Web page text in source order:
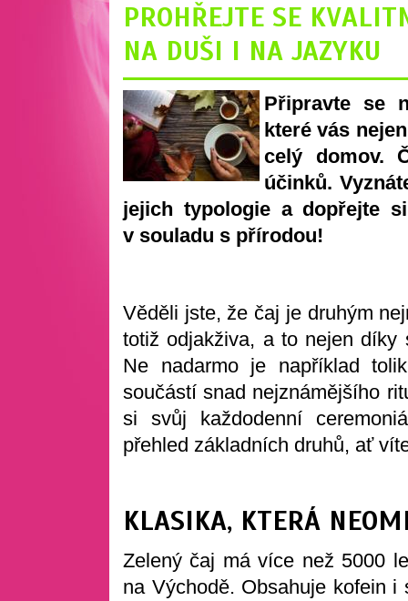
PROHŘEJTE SE
NA DUŠI I NA JAZYKU
Připravte se
které vás
celý domov.
účinků.
jejich typologie a dopřejte
v souladu s přírodou!
Věděli jste, že čaj je druhým
totiž odjakživa, a to nejen díky
Ne nadarmo je například
součástí snad nejznámějšího
si svůj každodenní
přehled základních druhů, ať
KLASIKA, KTERÁ
Zelený čaj má více než 5000
na Východě. Obsahuje kofein i